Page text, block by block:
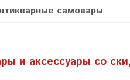
самовары
и аксессуары со